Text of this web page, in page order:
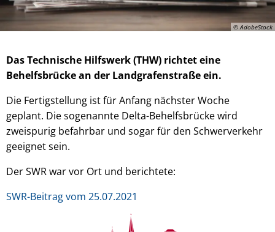
© AdobeStock
Das Technische Hilfswerk (THW) richtet eine
Behelfsbrücke an der Landgrafenstraße ein.
Die Fertigstellung ist für Anfang nächster Woche
geplant. Die sogenannte Delta-Behelfsbrücke wird
zweispurig befahrbar und sogar für den Schwerverkehr
geeignet sein.
Der SWR war vor Ort und berichtete:
SWR-Beitrag vom 25.07.2021